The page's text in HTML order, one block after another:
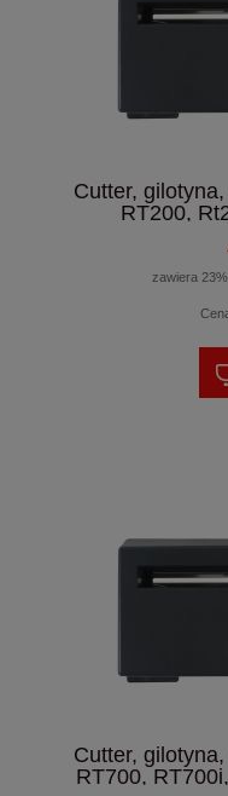
Cutter,
RT200,
zawiera
Cutter,
RT700,